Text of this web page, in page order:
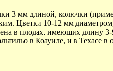
3 мм длиной, колючки
Цветки 10-12 мм
в плодах, имеющих длину
в Коауиле, и в Техасе